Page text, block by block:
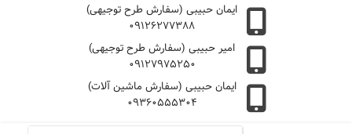
ایمان حبیبی (سفارش طرح توجیهی)
09126277388
امیر حبیبی (سفارش طرح توجیهی)
09127975250
ایمان حبیبی (سفارش ماشین آلات)
09360555304